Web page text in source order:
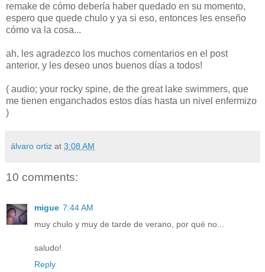
remake de cómo debería haber quedado en su momento,
espero que quede chulo y ya si eso, entonces les enseño
cómo va la cosa...
ah, les agradezco los muchos comentarios en el post
anterior, y les deseo unos buenos días a todos!
( audio; your rocky spine, de the great lake swimmers, que
me tienen enganchados estos días hasta un nivel enfermizo
)
álvaro ortiz at 3:08 AM
10 comments:
migue 7:44 AM
muy chulo y muy de tarde de verano, por qué no...
saludo!
Reply